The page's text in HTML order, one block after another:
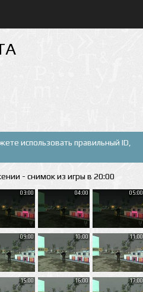
использовать правильный ID,
- снимок из игры в 20:00
03:00 04:00 05:00
09:00 10:00 11:00
15:00 16:00 17:00